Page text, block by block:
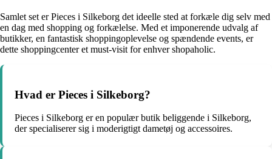
Samlet set er Pieces i Silkeborg det ideelle sted at forkæle dig selv med
en dag med shopping og forkælelse. Med et imponerende udvalg af
butikker, en fantastisk shoppingoplevelse og spændende events, er
dette shoppingcenter et must-visit for enhver shopaholic.
Hvad er Pieces i Silkeborg?
Pieces i Silkeborg er en populær butik beliggende i Silkeborg,
der specialiserer sig i moderigtigt dametøj og accessoires.